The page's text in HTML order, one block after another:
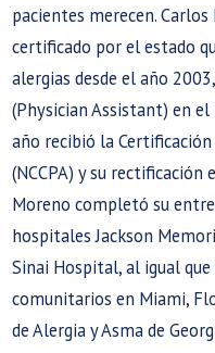
pacientes merecen.
certificado por el estado
alergias desde el año
(Physician Assistant) en el
año recibió la Certificación
(NCCPA) y su rectificación
Moreno completó su
hospitales Jackson
Sinai Hospital, al igual
comunitarios en Miami,
de Alergia y Asma de